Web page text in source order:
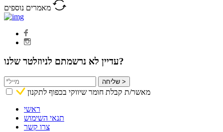
מאמרים נוספים
עדיין לא נרשמתם לניוזלטר שלנו?
שליחה >
מאשר/ת קבלת חומר שיווקי בכפוף לתקנון
ראשי
תנאי השימוש
צרו קשר